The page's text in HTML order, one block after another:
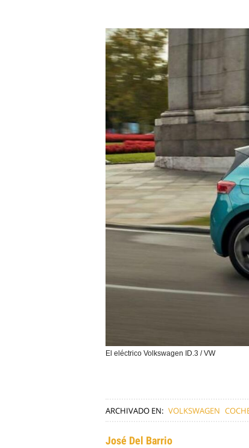
El eléctrico Volkswagen ID.3 / VW
ARCHIVADO EN: VOLKSWAGEN
José Del Barrio